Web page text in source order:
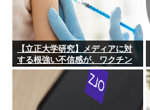
【立正大学研究】メディアに対
する根強い不信感が、ワクチン
に関する陰謀論の形成につなが